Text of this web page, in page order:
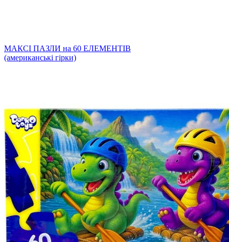
МАКСІ ПАЗЛИ на 60 ЕЛЕМЕНТІВ
(американські гірки)